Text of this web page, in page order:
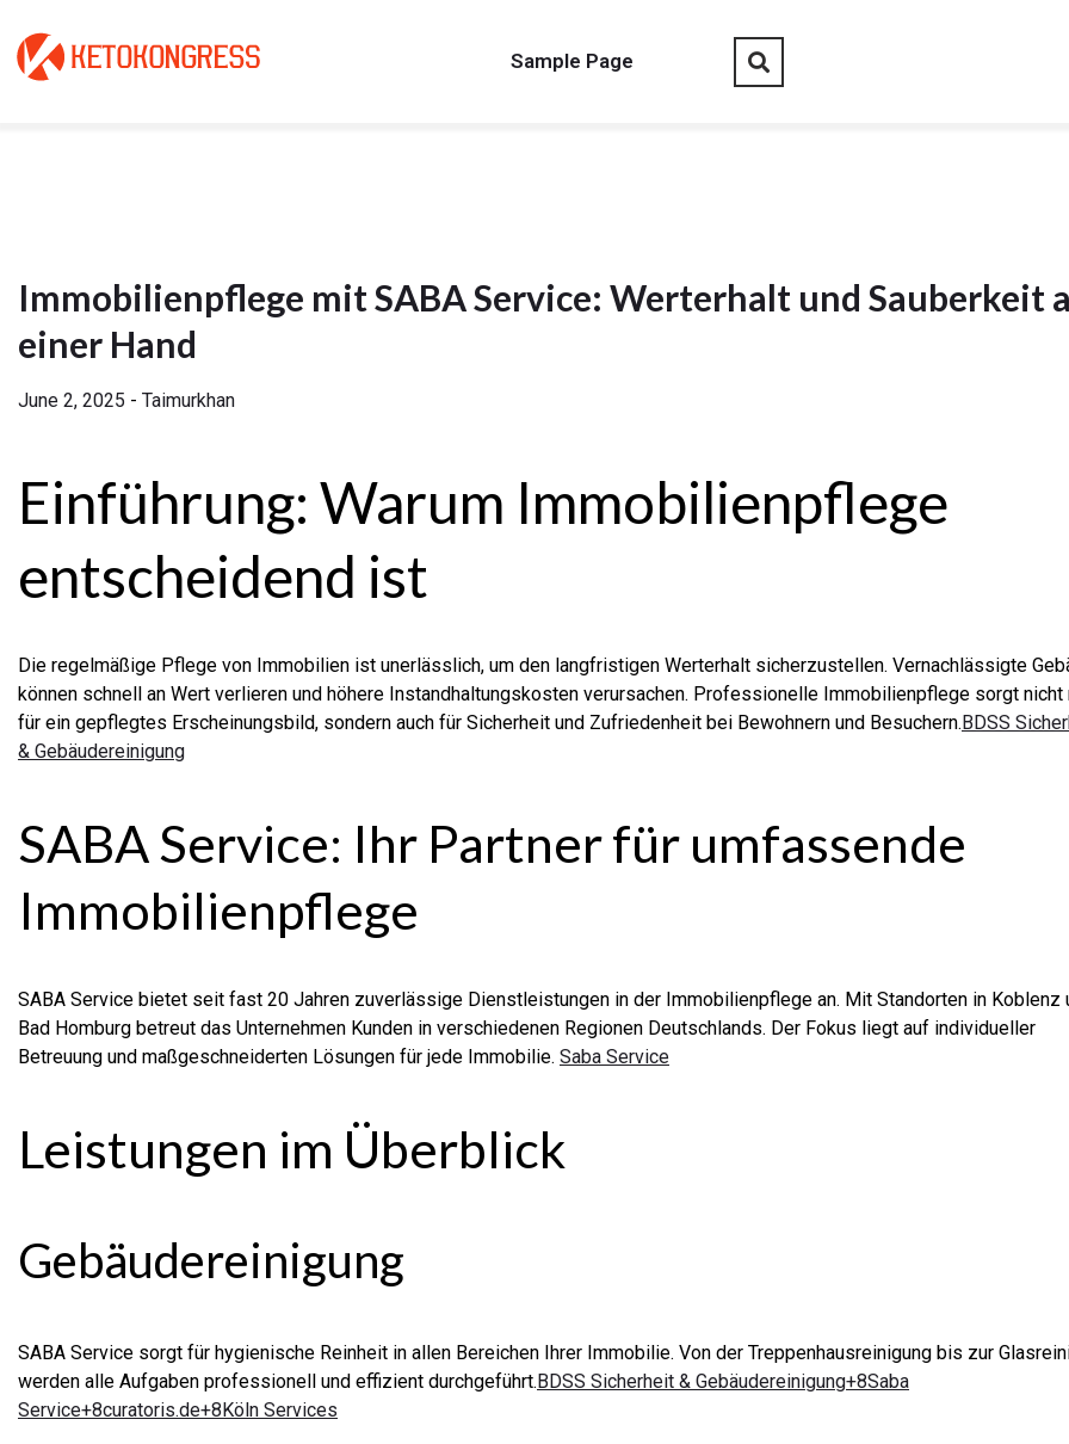
content
Sample Page
Immobilienpflege mit SABA Service: Werterhalt und Sauberkeit
einer Hand
June 2, 2025 - Taimurkhan
Einführung: Warum Immobilienpflege
entscheidend ist
Die regelmäßige Pflege von Immobilien ist unerlässlich, um den langfristigen Werterhalt sicherzustellen. Vernachlässigte
können schnell an Wert verlieren und höhere Instandhaltungskosten verursachen. Professionelle Immobilienpflege sorgt nicht
für ein gepflegtes Erscheinungsbild, sondern auch für Sicherheit und Zufriedenheit bei Bewohnern und Besuchern. BDSS
& Gebäudereinigung
SABA Service: Ihr Partner für umfassende
Immobilienpflege
SABA Service bietet seit fast 20 Jahren zuverlässige Dienstleistungen in der Immobilienpflege an. Mit Standorten in Koblenz
Bad Homburg betreut das Unternehmen Kunden in verschiedenen Regionen Deutschlands. Der Fokus liegt auf individueller
Betreuung und maßgeschneiderten Lösungen für jede Immobilie. Saba Service
Leistungen im Überblick
Gebäudereinigung
SABA Service sorgt für hygienische Reinheit in allen Bereichen Ihrer Immobilie. Von der Treppenhausreinigung bis zur
werden alle Aufgaben professionell und effizient durchgeführt.BDSS Sicherheit & Gebäudereinigung+8Saba
Service+8curatoris.de+8Köln Services